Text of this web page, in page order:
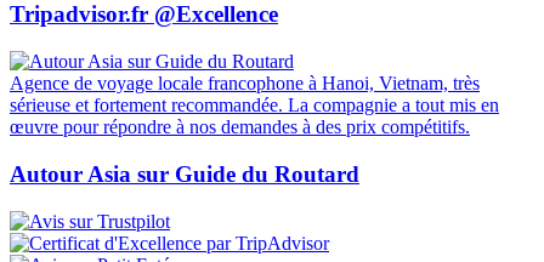
Tripadvisor.fr @Excellence
Agence de voyage locale francophone à Hanoi, Vietnam, très
sérieuse et fortement recommandée. La compagnie a tout mis en
œuvre pour répondre à nos demandes à des prix compétitifs.
Autour Asia sur Guide du Routard